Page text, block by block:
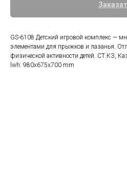
GS-6108 Детский игровой комплекс —
элементами для прыжков и лазанья.
физической активности детей. СТ.КЗ,
lwh: 980x675x700 mm